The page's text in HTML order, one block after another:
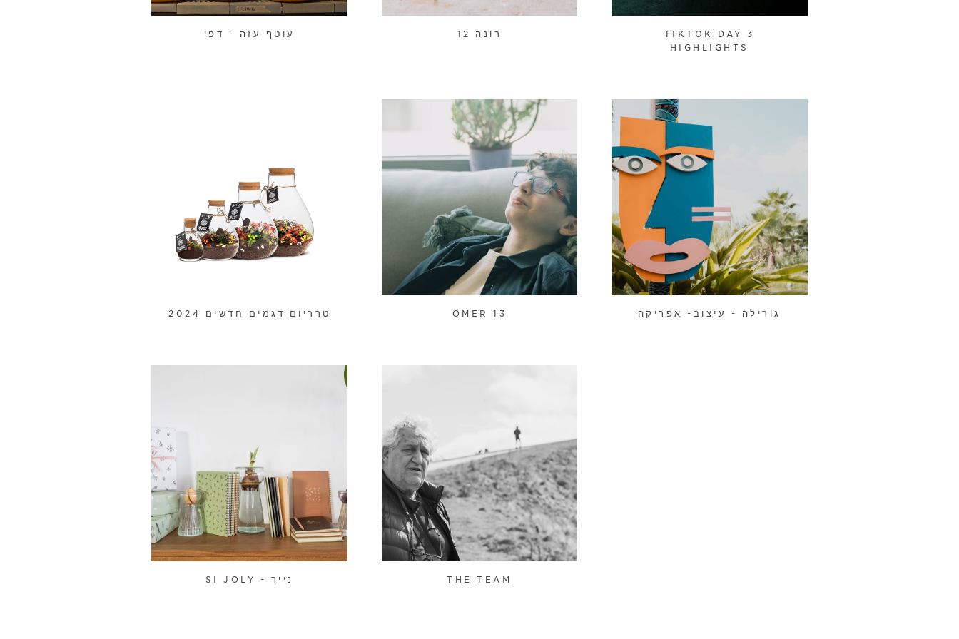
עוטף עזה - דפי רונה 12
TIKTOK DAY 3
HIGHLIGHTS
טרריום דגמים חדשים 2024 OMER 13 גורילה - עיצוב- אפריקה
SI JOLY - נייר THE TEAM